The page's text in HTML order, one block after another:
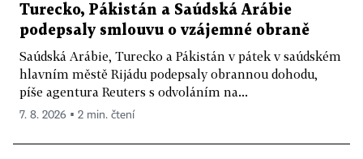
Turecko, Pákistán a Saúdská Arábie
podepsaly smlouvu o vzájemné obraně
Saúdská Arábie, Turecko a Pákistán v pátek v saúdském
hlavním městě Rijádu podepsaly obrannou dohodu,
píše agentura Reuters s odvoláním na...
7. 8. 2026 ▪ 2 min. čtení